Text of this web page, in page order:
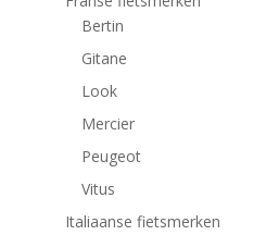
Bertin
Gitane
Look
Mercier
Peugeot
Vitus
Italiaanse fietsmerken